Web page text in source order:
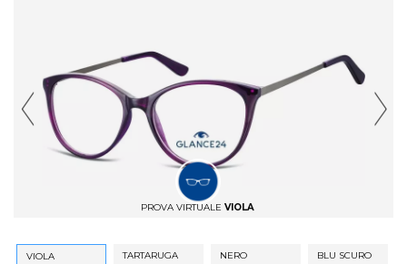
PROVA VIRTUALEVIOLA
Previous Slide
VIOLA TARTARUGA NERO BLU SCURO